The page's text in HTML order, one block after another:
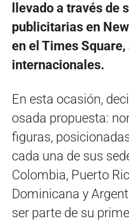
llevado a través de
publicitarias en
en el Times
internacionales.
En esta ocasión,
osada propuesta:
figuras,
cada una de sus
Colombia, Puerto
Dominicana y
ser parte de su